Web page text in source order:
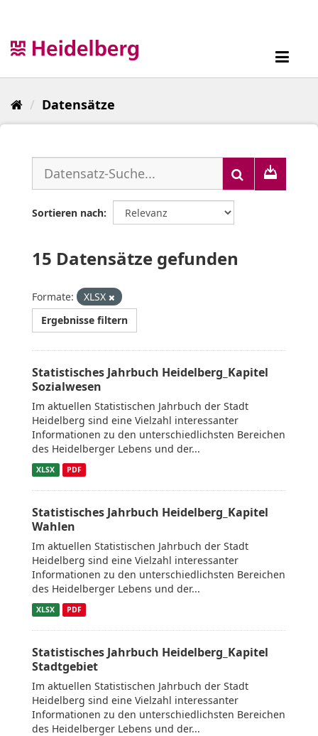
Datensätze
Sortieren nach
15 Datensätze gefunden
Formate:
XLSX
Ergebnisse filtern
Statistisches Jahrbuch Heidelberg_Kapitel
Sozialwesen
Im aktuellen Statistischen Jahrbuch der Stadt
Heidelberg sind eine Vielzahl interessanter
Informationen zu den unterschiedlichsten Bereichen
des Heidelberger Lebens und der...
XLSX PDF
Statistisches Jahrbuch Heidelberg_Kapitel
Wahlen
Im aktuellen Statistischen Jahrbuch der Stadt
Heidelberg sind eine Vielzahl interessanter
Informationen zu den unterschiedlichsten Bereichen
des Heidelberger Lebens und der...
XLSX PDF
Statistisches Jahrbuch Heidelberg_Kapitel
Stadtgebiet
Im aktuellen Statistischen Jahrbuch der Stadt
Heidelberg sind eine Vielzahl interessanter
Informationen zu den unterschiedlichsten Bereichen
des Heidelberger Lebens und der...